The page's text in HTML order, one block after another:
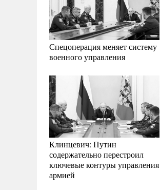
Спецоперация меняет систему
военного управления
Клинцевич: Путин
содержательно перестроил
ключевые контуры управления
армией